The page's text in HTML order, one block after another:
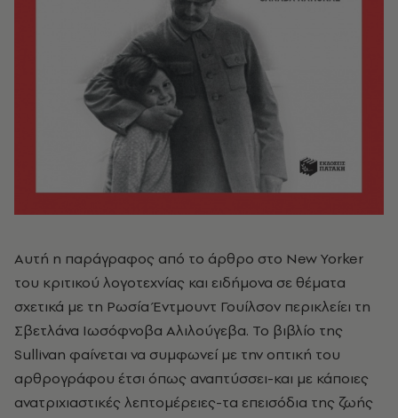
Αυτή η παράγραφος από το άρθρο στο New Yorker
του κριτικού λογοτεχνίας και ειδήμονα σε θέματα
σχετικά με τη Ρωσία Έντμουντ Γουίλσον περικλείει τη
Σβετλάνα Ιωσόφνοβα Αλιλούγεβα. Το βιβλίο της
Sullivan φαίνεται να συμφωνεί με την οπτική του
αρθρογράφου έτσι όπως αναπτύσσει-και με κάποιες
ανατριχιαστικές λεπτομέρειες-τα επεισόδια της ζωής